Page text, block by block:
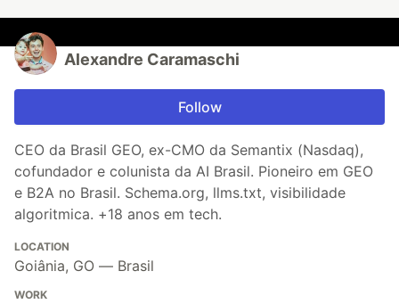
Alexandre Caramaschi
Follow
CEO da Brasil GEO, ex-CMO da Semantix (Nasdaq),
cofundador e colunista da AI Brasil. Pioneiro em GEO
e B2A no Brasil. Schema.org, llms.txt, visibilidade
algoritmica. +18 anos em tech.
LOCATION
Goiânia, GO — Brasil
WORK